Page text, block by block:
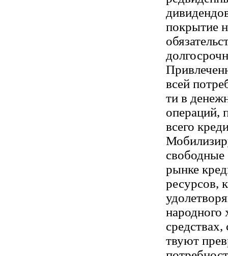
покрытие
всей
ти в
операций,
всего
свободные
рынке
ресурсов,
народного
средствах,
твуют